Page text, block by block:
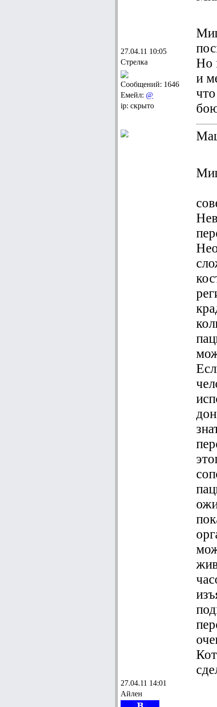
27.04.11 10:05
Стрелка
Сообщений: 1646
Емейл: @
ip: скрыто
Но
и
27.04.11 14:01
Айлен